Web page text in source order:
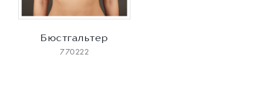
Бюстгальтер
770222